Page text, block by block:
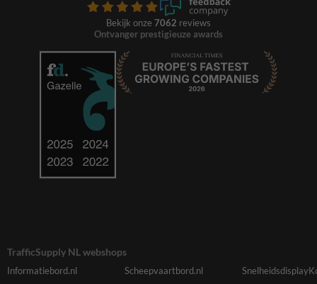
Bekijk onze 7062 reviews
Ontvanger prestigieuze awards
TrafficSupply NL webshops
Informatiebord.nl Scheepvaartbord.nl